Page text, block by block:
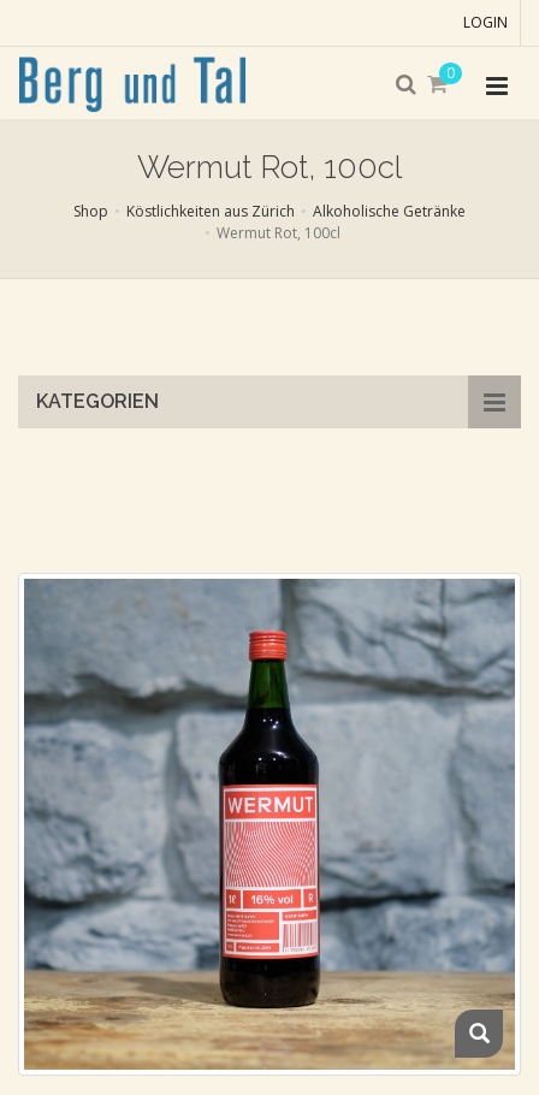
LOGIN
0
Wermut Rot, 100cl
Shop Köstlichkeiten aus Zürich
Alkoholische Getränke
Wermut Rot, 100cl
KATEGORIEN